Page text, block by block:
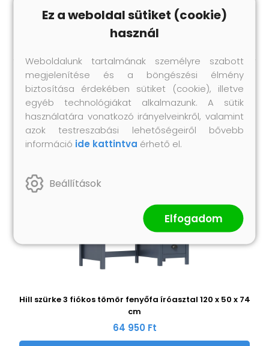
Összeszerelést igényel: igen
Hasonló termékek
Hill szürke 3 fiókos tömör fenyőfa íróasztal 120 x 50 x 74
cm
64 950 Ft
Ez a weboldal sütiket (cookie)
használ
Weboldalunk tartalmának személyre szabott
megjelenítése és a böngészési élmény
biztosítása érdekében sütiket (cookie), illetve
egyéb technológiákat alkalmazunk. A sütik
használatára vonatkozó irányelveinkről, valamint
azok testreszabási lehetőségeiről bővebb
információ ide kattintva érhető el.
Beállítások
Elfogadom